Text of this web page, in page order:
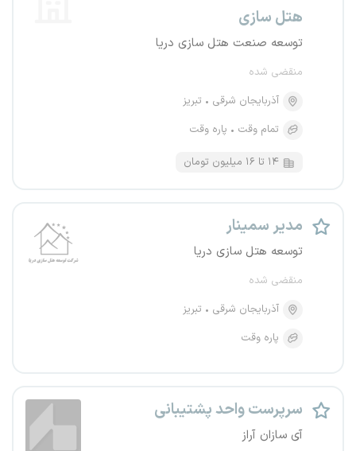
هتل سازی
توسعه صنعت هتل سازی دریا
منقضی شده
آذربایجان شرقی
تبریز
تمام وقت
پاره وقت
۱۴ تا ۱۶ میلیون تومان
مدیر سمینار
توسعه هتل سازی دریا
منقضی شده
آذربایجان شرقی
تبریز
پاره وقت
سرپرست واحد پشتیبانی
آی سازان آراز